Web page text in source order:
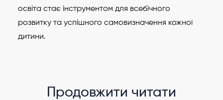
освіта стає інструментом для всебічного
розвитку та успішного самовизначення кожної
дитини.
Продовжити читати